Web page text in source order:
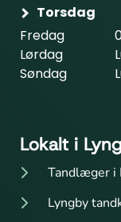
Torsdag
Fredag
Lørdag
Søndag
Lokalt i
Tandlæger i
Lyngby